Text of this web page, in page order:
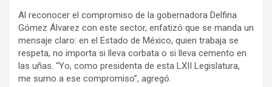
Al reconocer el compromiso de la gobernadora Delfina
Gómez Álvarez con este sector, enfatizó que se manda un
mensaje claro: en el Estado de México, quien trabaja se
respeta, no importa si lleva corbata o si lleva cemento en
las uñas. “Yo, como presidenta de esta LXII Legislatura,
me sumo a ese compromiso”, agregó.